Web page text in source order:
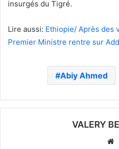
insurgés du Tigré.
Lire aussi: Ethiopie/ Après des
Premier Ministre rentre sur
Abiy Ahmed
VALERY